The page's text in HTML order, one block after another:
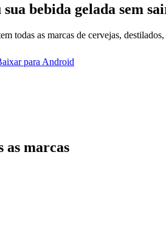
sua bebida gelada sem
todas as marcas de cervejas,
para Android
as marcas